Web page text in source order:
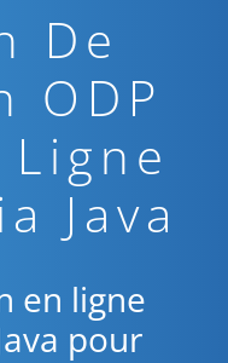
De
ODP
Ligne
Java
en ligne
pour